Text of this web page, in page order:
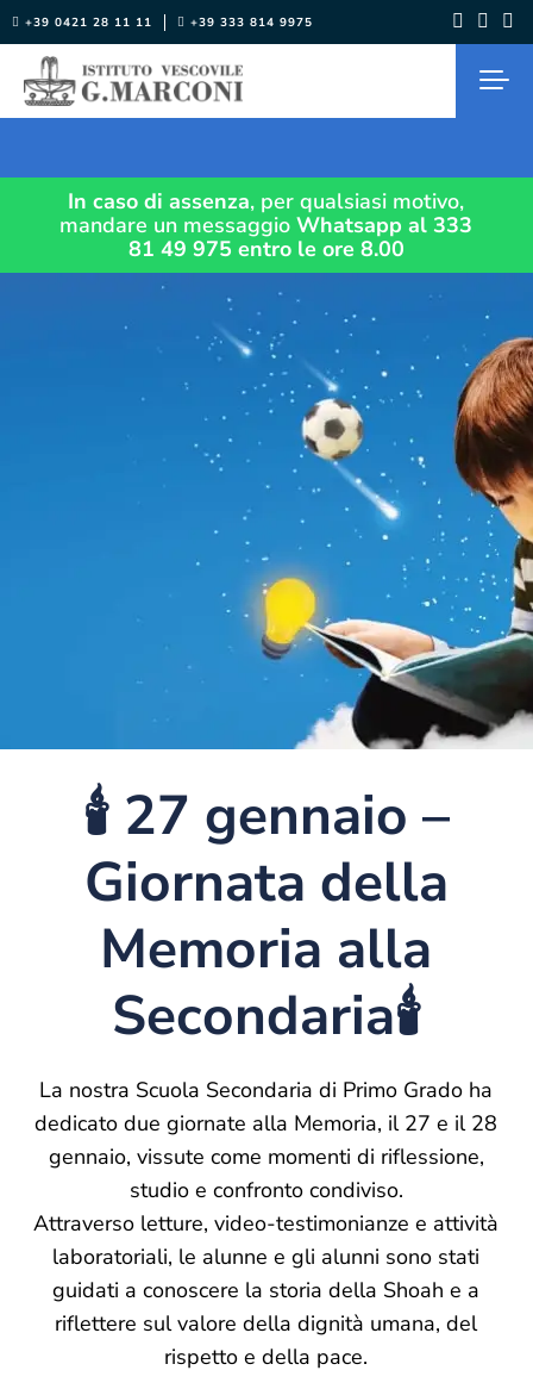
Salta
al
contenuto
+39 0421 28 11 11 +39 333 814 9975
In caso di assenza, per qualsiasi motivo,
mandare un messaggioWhatsapp al 333
81 49 975 entro le ore 8.00
🕯️ 27 gennaio –
Giornata della
Memoria alla
Secondaria🕯️
La nostra Scuola Secondaria di Primo Grado ha
dedicato due giornate alla Memoria, il 27 e il 28
gennaio, vissute come momenti di riflessione,
studio e confronto condiviso.
Attraverso letture, video-testimonianze e attività
laboratoriali, le alunne e gli alunni sono stati
guidati a conoscere la storia della Shoah e a
riflettere sul valore della dignità umana, del
rispetto e della pace.